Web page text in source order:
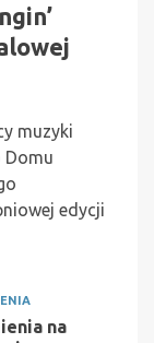
muzyki
Domu
edycji
na